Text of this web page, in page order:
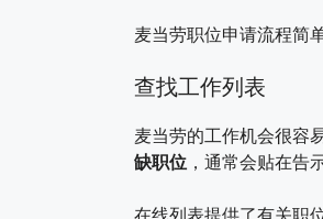
麦当劳职位申请流程简
查找工作列表
麦当劳的工作机会很容
缺职位 ，通常会贴在告
在线列表提供了有关职